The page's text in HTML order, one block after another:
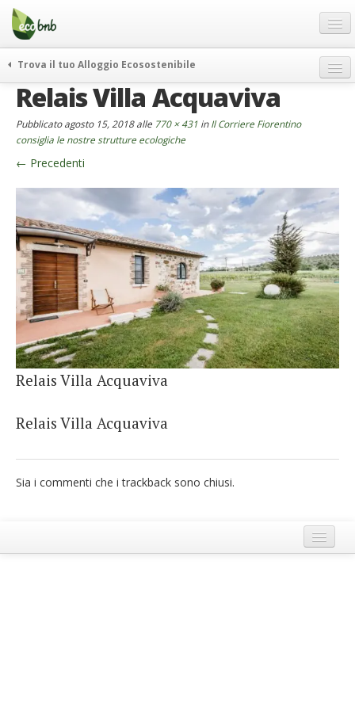
Menu
Salta
contenuto
Offerte Speciali
Regali
FAQ
Chi Siamo
Contatti
Italiano
German
English
Spanish
French
Trova il tuo Alloggio Ecosostenibile
weekend green
curiosità
vivere e viaggiare verde
news ed eventi
rassegna stampa
Relais Villa Acquaviva
Pubblicatoagosto 15, 2018alle 770 × 431 inIl Corriere Fiorentino
consiglia le nostre strutture ecologiche
← Precedenti
Relais Villa Acquaviva
Relais Villa Acquaviva
Sia i commenti che i trackback sono chiusi.